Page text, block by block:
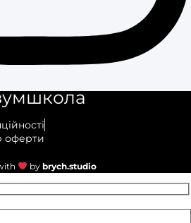
оферти
by brych.studio